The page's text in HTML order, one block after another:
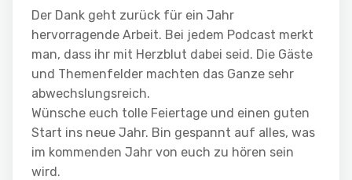
Der Dank geht zurück für ein Jahr
hervorragende Arbeit. Bei jedem Podcast merkt
man, dass ihr mit Herzblut dabei seid. Die Gäste
und Themenfelder machten das Ganze sehr
abwechslungsreich.
Wünsche euch tolle Feiertage und einen guten
Start ins neue Jahr. Bin gespannt auf alles, was
im kommenden Jahr von euch zu hören sein
wird.